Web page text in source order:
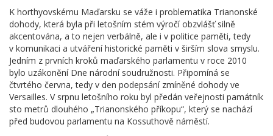
K horthyovskému Maďarsku se váže i problematika Trianonské
dohody, která byla při letošním stém výročí obzvlášť silně
akcentována, a to nejen verbálně, ale i v politice paměti, tedy
v komunikaci a utváření historické paměti v širším slova smyslu.
Jedním z prvních kroků maďarského parlamentu v roce 2010
bylo uzákonění Dne národní soudružnosti. Připomíná se
čtvrtého června, tedy v den podepsání zmíněné dohody ve
Versailles. V srpnu letošního roku byl předán veřejnosti památník
sto metrů dlouhého „Trianonského příkopu“, který se nachází
před budovou parlamentu na Kossuthově náměstí.